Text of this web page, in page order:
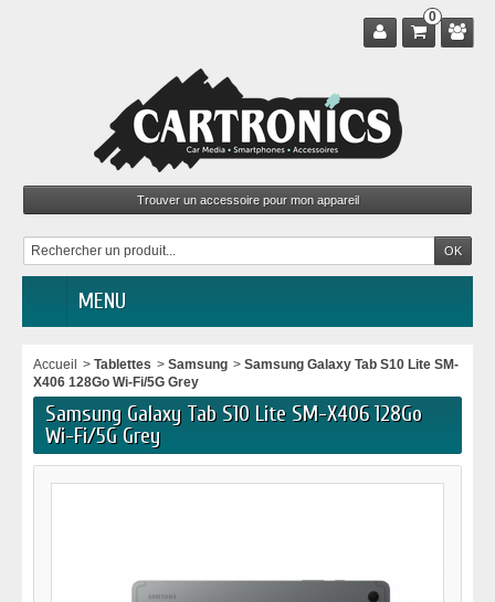
0
MENU
Accueil > Tablettes > Samsung > Samsung Galaxy Tab S10 Lite SM-
X406 128Go Wi-Fi/5G Grey
Samsung Galaxy Tab S10 Lite SM-X406 128Go
Wi-Fi/5G Grey